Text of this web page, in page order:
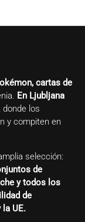
cartas de
En Ljubljana
, donde los
y compiten en
selección:
de
y todos los
de
la UE.